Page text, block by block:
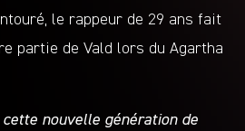
le rappeur de 29 ans fait
partie de Vald lors du Agartha
nouvelle génération de